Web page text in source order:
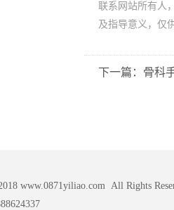
联系网站所有人
及指导意义，仅
下一篇：骨科
www.0871yiliao.com All Rights